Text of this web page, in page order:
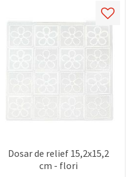
Dosar de relief 15,2x15,2
cm - flori